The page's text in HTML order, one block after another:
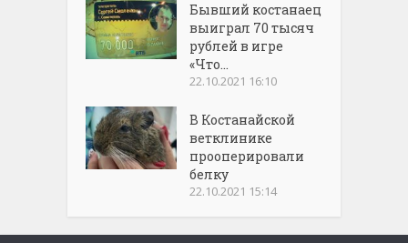
Бывший костанаец
выиграл 70 тысяч
рублей в игре
«Что...
22.10.2021 16:10
В Костанайской
ветклинике
прооперировали
белку
22.10.2021 15:14